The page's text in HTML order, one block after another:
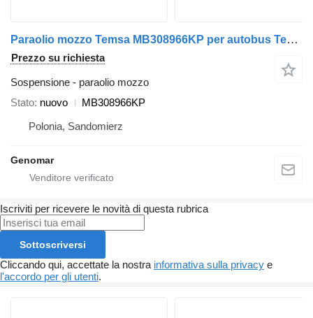
Paraolio mozzo Temsa MB308966KP per autobus Temsa Prestij
Prezzo su richiesta
Sospensione - paraolio mozzo
Stato nuovo
MB308966KP
Polonia, Sandomierz
Genomar
Iscriviti per ricevere le novità di questa rubrica
Sottoscriversi
Cliccando qui, accettate la nostra informativa sulla privacy e
l'accordo per gli utenti.